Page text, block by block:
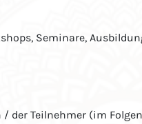
Seminare,
Teilnehmer (im